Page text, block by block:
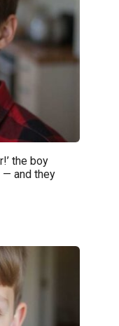
the boy
— and they